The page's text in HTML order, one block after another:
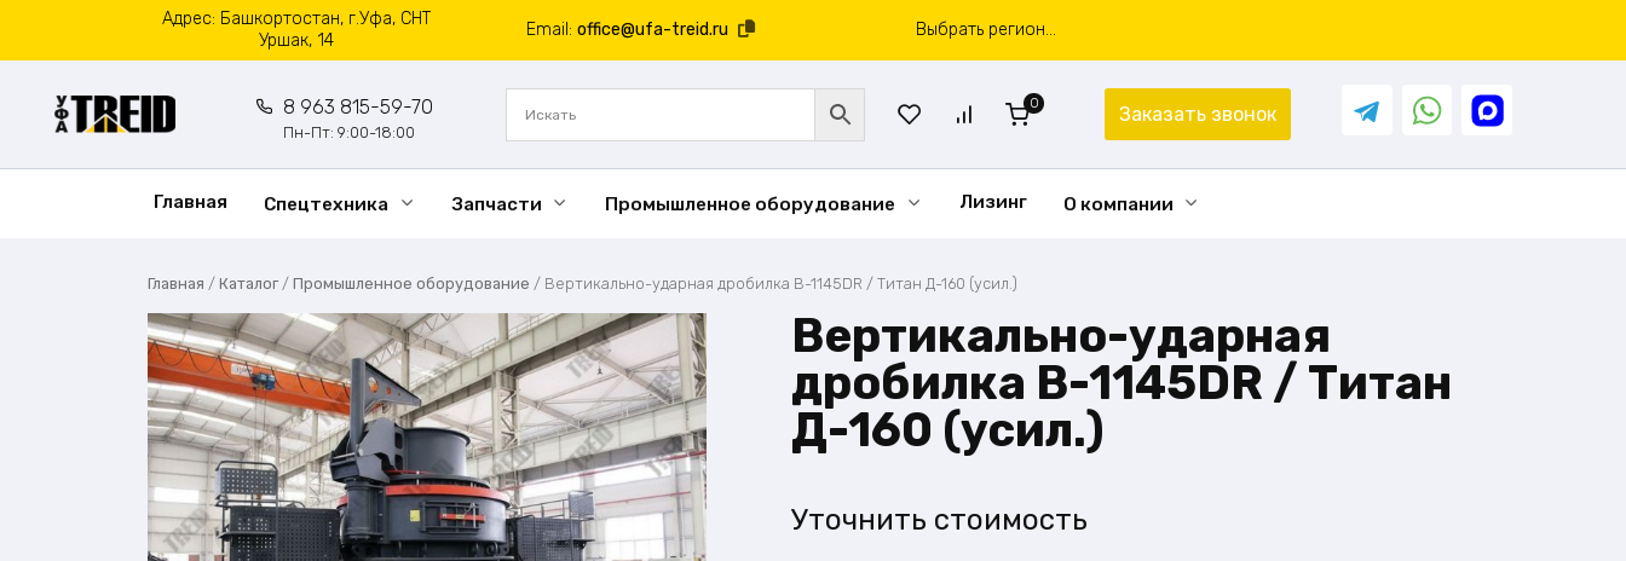
содержанию
Адрес: Башкортостан, г.Уфа, СНТ
Уршак, 14
Email: office@ufa-treid.ru Выбрать регион...
8 963 815-59-70
Пн-Пт: 9:00-18:00
0 Заказать звонок
Главная Спецтехника Запчасти Промышленное оборудование Лизинг О компании
Главная / Каталог/ Промышленное оборудование / Вертикально-ударная дробилка B-1145DR / Титан Д-160 (усил.)
Вертикально-ударная
дробилка B-1145DR / Титан
Д-160 (усил.)
Уточнить стоимость